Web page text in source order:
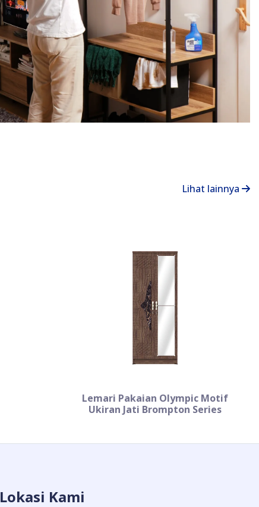
Lihat lainnya
Lemari Pakaian Olympic Motif
Ukiran Jati Brompton Series
Lokasi Kami